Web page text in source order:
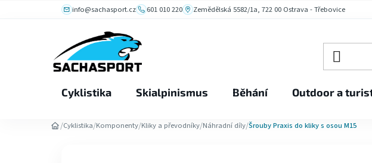
info@sachasport.cz 601 010 220 Zemědělská 5582/1a, 722 00 Ostrava - Třebovice
Cyklistika Skialpinismus Běhání Outdoor a
/Cyklistika/Komponenty/Kliky a převodníky/Náhradní díly/Šrouby Praxis do kliky s osou M15